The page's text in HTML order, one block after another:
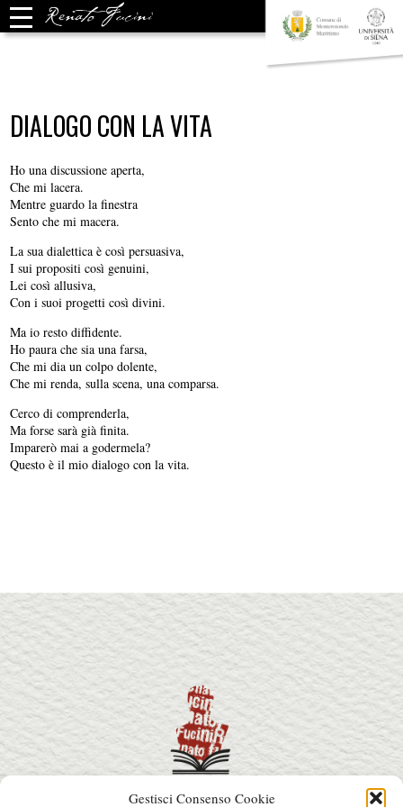
Gestisci Consenso Cookie
DIALOGO CON LA VITA
Ho una discussione aperta,
Che mi lacera.
Mentre guardo la finestra
Sento che mi macera.
La sua dialettica è così persuasiva,
I sui propositi così genuini,
Lei così allusiva,
Con i suoi progetti così divini.
Ma io resto diffidente.
Ho paura che sia una farsa,
Che mi dia un colpo dolente,
Che mi renda, sulla scena, una comparsa.
Cerco di comprenderla,
Ma forse sarà già finita.
Imparerò mai a godermela?
Questo è il mio dialogo con la vita.